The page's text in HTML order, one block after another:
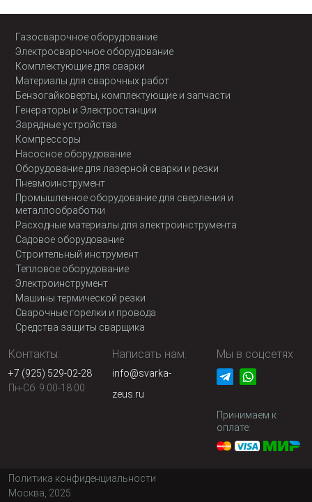
Газосварочное оборудование
Электросварочное оборудование
Комплектующие для сварки
Материалы для сварочных работ
Бензогайковерты, комплектующие и запчасти
Генераторы и Электростанции
Зарядные устройства
Компрессоры
Насосное оборудование
Оборудование для лазерной сварки и резки
Пневмоинструмент
Промышленное оборудование для сверления и
металлообработки
Расходные материалы для электроинструмента
Садовое оборудование
Строительный инструмент
Тепловое оборудование
Электроинструмент
Машины термической резки
Сварочные горелки и провода
Средства защиты сварщика
Контакты:
+7 (925) 529-02-28
Пн-Сб: 9:00-18:00
Написать нам:
info@svarka-
zeus.ru
Мы в соцсетях
Принимаем к
оплате:
Политика конфиденциальности
Москва, 2025